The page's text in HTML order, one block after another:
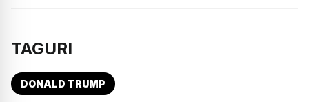
TAGURI
DONALD TRUMP